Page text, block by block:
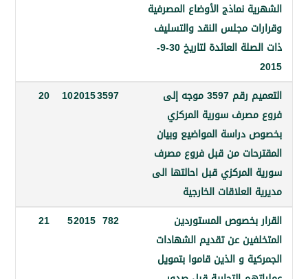
نماذج الأوضاع المصرفية
مجلس النقد والتسليف
ذات الصلة العائدة لتاريخ 30-9-
التعميم رقم 3597 موجه إلى
سورية المركزي
المواضيع وبيان
من قبل فروع مصرف
قبل احالتها الى
الخارجية
3597
10
20
بخصوص المستوردين
عن تقديم الشهادات
و الذين قاموا بتمويل
21